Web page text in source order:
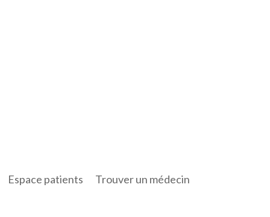
Espace patients Trouver un médecin